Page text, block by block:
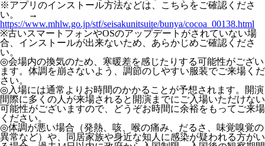
※アプリのインストール方法などは、こちらをご確認くださ
い。 →
https://www.mhlw.go.jp/stf/seisakunitsuite/bunya/cocoa_00138.html
※古いスマートフォンやOSのアップデートがされていない場
合、インストールが出来ないため、あらかじめご確認くださ
い。
◎会場内の換気のため、寒暖差を感じたりする可能性がござい
ます。体調を崩さないよう、調節のしやすい服装でご来場くだ
さい。
◎入場には通常よりお時間のかかることが予想されます。開演
間際に多くの人が来場されると開演までにご入場いただけない
可能性がございますので、どうぞお時間に余裕をもってご来場
ください。
◎体調が悪い場合（発熱、咳、喉の痛み、だるさ、味覚嗅覚の
異常など）や、同居家族や身近な知人に感染が疑われる方がい